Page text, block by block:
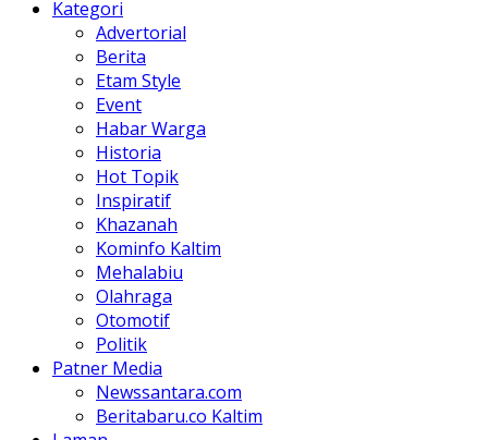
Kategori
Advertorial
Berita
Etam Style
Event
Habar Warga
Historia
Hot Topik
Inspiratif
Khazanah
Kominfo Kaltim
Mehalabiu
Olahraga
Otomotif
Politik
Patner Media
Newssantara.com
Beritabaru.co Kaltim